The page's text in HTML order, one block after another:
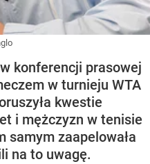
konferencji prasowej
w turnieju WTA
kwestie
i mężczyzn w tenisie
samym zaapelowała
na to uwagę.